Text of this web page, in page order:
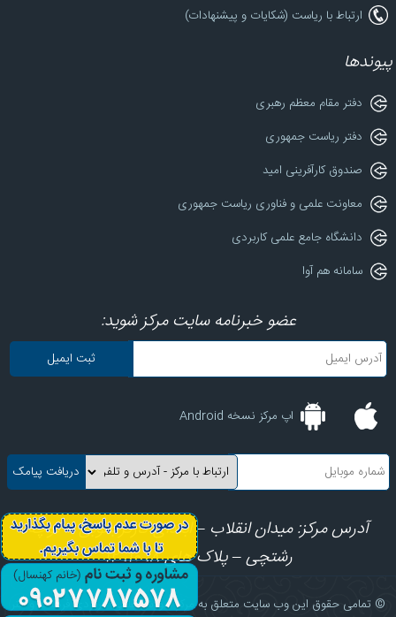
ارتباط با ریاست (شکایات و پیشنهادات)
پیوندها
دفتر مقام معظم رهبری
دفتر ریاست جمهوری
صندوق کارآفرینی امید
معاونت علمی و فناوری ریاست جمهوری
دانشگاه جامع علمی کاربردی
سامانه هم آوا
عضو خبرنامه سایت مرکز شوید:
اپ مرکز نسخه Android
آدرس مرکز: میدان انقلاب – ابتدای کارگرجنوبی – کوچه
رشتچی – پلاک های 8، 10، 12
© تمامی حقوق این وب سایت متعلق به مرکز آموزش علمی کاربردی فرهنگ و هنر